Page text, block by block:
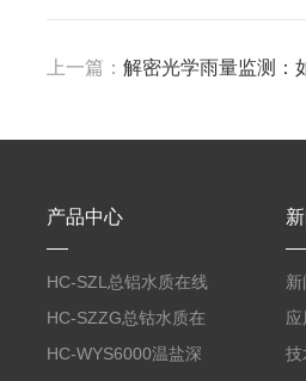
上一篇： 解密光学雨量监测：
产品中心
HC-SZL总铝水质在线
分析仪
HC-SZZG总钴水质在
线分析仪
HC-WYS6000温盐深
应
技